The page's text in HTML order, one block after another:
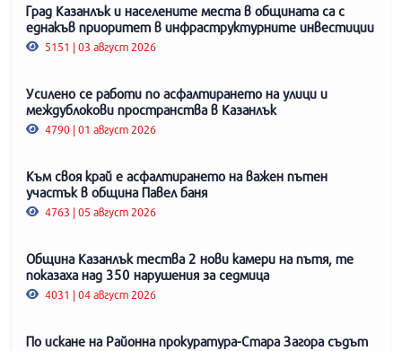
Град Казанлък и населените места в общината са с
еднакъв приоритет в инфраструктурните инвестиции
5151 | 03 август 2026
Усилено се работи по асфалтирането на улици и
междублокови пространства в Казанлък
4790 | 01 август 2026
Към своя край е асфалтирането на важен пътен
участък в община Павел баня
4763 | 05 август 2026
Община Казанлък тества 2 нови камери на пътя, те
показаха над 350 нарушения за седмица
4031 | 04 август 2026
По искане на Районна прокуратура-Стара Загора съдът